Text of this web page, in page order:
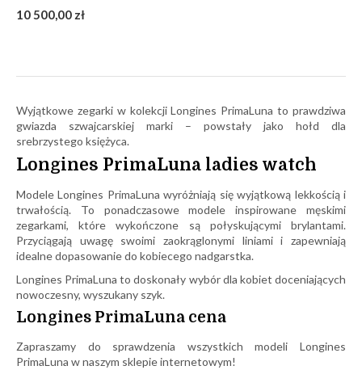
10 500,00 zł
Wyjątkowe zegarki w kolekcji Longines PrimaLuna to prawdziwa
gwiazda szwajcarskiej marki – powstały jako hołd dla
srebrzystego księżyca.
Longines PrimaLuna ladies watch
Modele Longines PrimaLuna wyróżniają się wyjątkową lekkością i
trwałością. To ponadczasowe modele inspirowane męskimi
zegarkami, które wykończone są połyskującymi brylantami.
Przyciągają uwagę swoimi zaokrąglonymi liniami i zapewniają
idealne dopasowanie do kobiecego nadgarstka.
Longines PrimaLuna to doskonały wybór dla kobiet doceniających
nowoczesny, wyszukany szyk.
Longines PrimaLuna cena
Zapraszamy do sprawdzenia wszystkich modeli Longines
PrimaLuna w naszym sklepie internetowym!